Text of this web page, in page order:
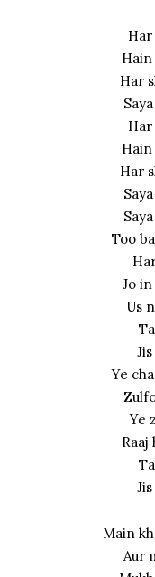
Har
Har
Har
Har
Too
Jo
Us
Ye
Ye
Main
Aur